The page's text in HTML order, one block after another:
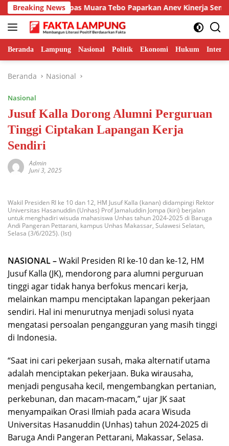
Langsung
ke
konten
Breaking News
Kalapas Muara Tebo Paparkan Anev Kinerja Semester I
Beranda Lampung Nasional Politik Ekonomi Hukum
Beranda Nasional
Nasional
Jusuf Kalla Dorong Alumni Perguruan
Tinggi Ciptakan Lapangan Kerja
Sendiri
Admin
Juni 3, 2025
Wakil Presiden RI ke 10 dan 12, HM Jusuf Kalla (kanan) didampingi Rektor
Universitas Hasanuddin (Unhas) Prof Jamaluddin Jompa (kiri) berjalan
untuk menghadiri wisuda mahasiswa Unhas tahun 2024-2025 di Baruga
Andi Pangeran Pettarani, kampus Unhas Makassar, Sulawesi Selatan,
Selasa (3/6/2025). (Ist)
NASIONAL –Wakil Presiden RI ke-10 dan ke-12, HM
Jusuf Kalla (JK), mendorong para alumni perguruan
tinggi agar tidak hanya berfokus mencari kerja,
melainkan mampu menciptakan lapangan pekerjaan
sendiri. Hal ini menurutnya menjadi solusi nyata
mengatasi persoalan pengangguran yang masih tinggi
di Indonesia.
“Saat ini cari pekerjaan susah, maka alternatif utama
adalah menciptakan pekerjaan. Buka wirausaha,
menjadi pengusaha kecil, mengembangkan pertanian,
perkebunan, dan macam-macam,” ujar JK saat
menyampaikan Orasi Ilmiah pada acara Wisuda
Universitas Hasanuddin (Unhas) tahun 2024-2025 di
Baruga Andi Pangeran Pettarani, Makassar, Selasa.